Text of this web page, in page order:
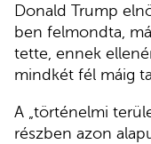
Donald Trump
ben felmondta,
tette, ennek
mindkét fél máig
A „történelmi
részben azon